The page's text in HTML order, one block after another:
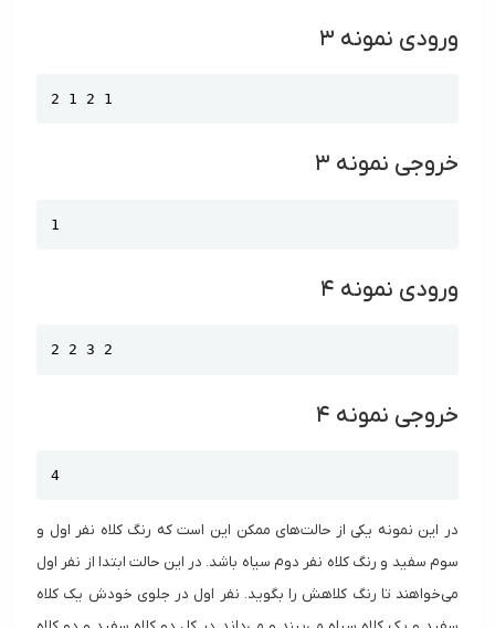
ورودی نمونه ۳
2 1 2 1
خروجی نمونه ۳
1
ورودی نمونه ۴
2 2 3 2
خروجی نمونه ۴
4
در این نمونه یکی از حالت‌های ممکن این است که رنگ کلاه نفر اول و
سوم سفید و رنگ کلاه نفر دوم سیاه باشد. در این حالت ابتدا از نفر اول
می‌خواهند تا رنگ کلاهش را بگوید. نفر اول در جلوی خودش یک کلاه